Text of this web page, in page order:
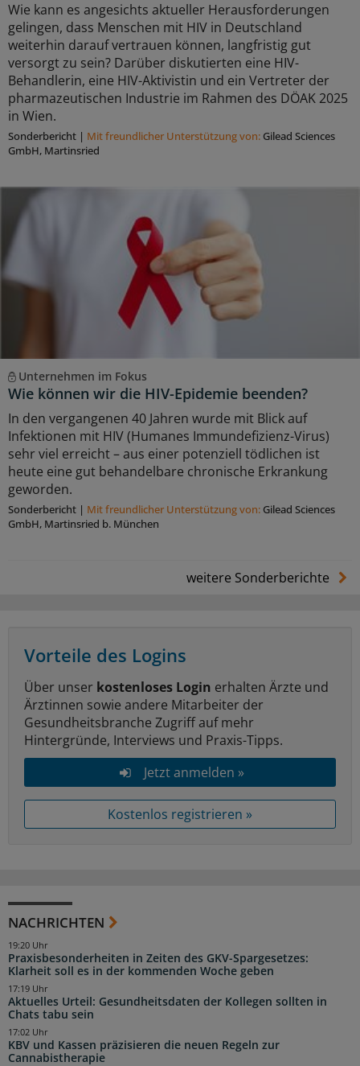
Wie kann es angesichts aktueller Herausforderungen
gelingen, dass Menschen mit HIV in Deutschland
weiterhin darauf vertrauen können, langfristig gut
versorgt zu sein? Darüber diskutierten eine HIV-
Behandlerin, eine HIV-Aktivistin und ein Vertreter der
pharmazeutischen Industrie im Rahmen des DÖAK 2025
in Wien.
Sonderbericht | Mit freundlicher Unterstützung von: Gilead Sciences
GmbH, Martinsried
Unternehmen im Fokus
Wie können wir die HIV-Epidemie beenden?
In den vergangenen 40 Jahren wurde mit Blick auf
Infektionen mit HIV (Humanes Immundefizienz-Virus)
sehr viel erreicht – aus einer potenziell tödlichen ist
heute eine gut behandelbare chronische Erkrankung
geworden.
Sonderbericht | Mit freundlicher Unterstützung von: Gilead Sciences
GmbH, Martinsried b. München
weitere Sonderberichte
Vorteile des Logins
Über unser kostenloses Login erhalten Ärzte und
Ärztinnen sowie andere Mitarbeiter der
Gesundheitsbranche Zugriff auf mehr
Hintergründe, Interviews und Praxis-Tipps.
Jetzt anmelden »
Kostenlos registrieren »
NACHRICHTEN
Praxisbesonderheiten in Zeiten des GKV-Spargesetzes:
Klarheit soll es in der kommenden Woche geben
19:20 Uhr
Aktuelles Urteil: Gesundheitsdaten der Kollegen sollten in
Chats tabu sein
17:19 Uhr
KBV und Kassen präzisieren die neuen Regeln zur
Cannabistherapie
17:02 Uhr